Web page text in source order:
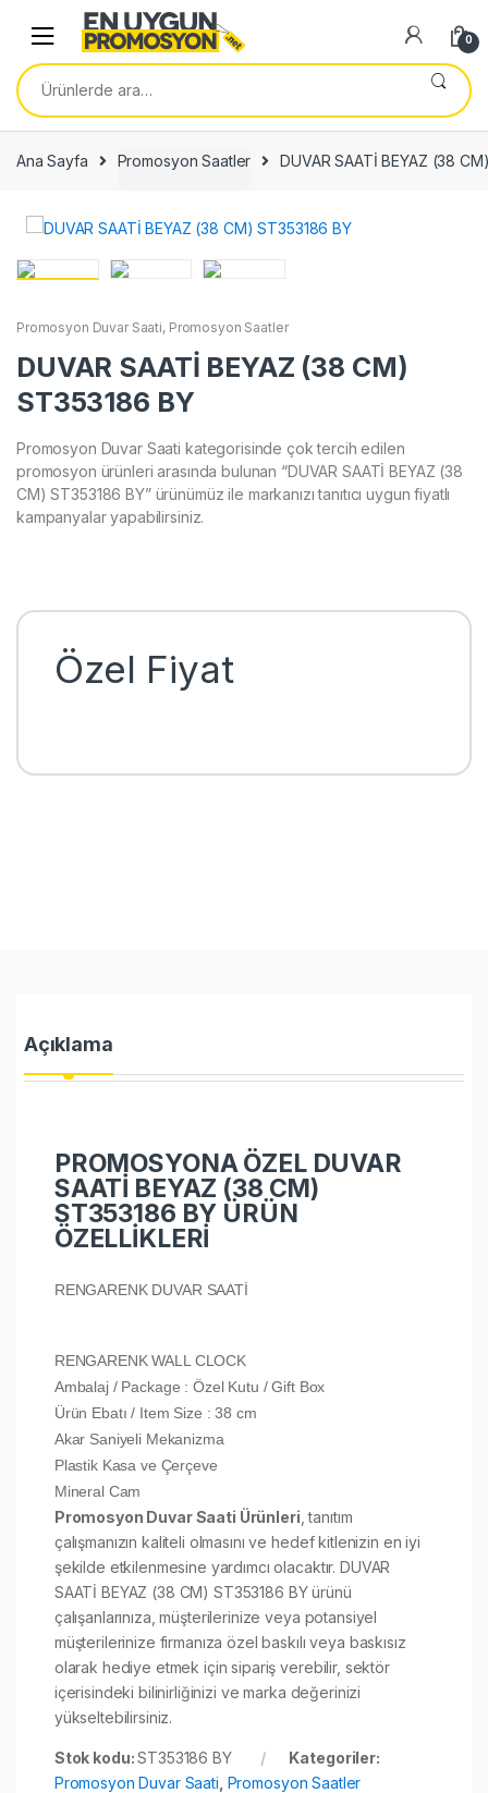
navigation
content
0
Ara:
Ana Sayfa Promosyon Saatler DUVAR SAATİ BEYAZ (38
Promosyon Duvar Saati, Promosyon Saatler
DUVAR SAATİ BEYAZ (38 CM)
ST353186 BY
Promosyon Duvar Saati kategorisinde çok tercih edilen
promosyon ürünleri arasında bulunan “DUVAR SAATİ BEYAZ (38
CM) ST353186 BY” ürünümüz ile markanızı tanıtıcı uygun fiyatlı
kampanyalar yapabilirsiniz.
Özel Fiyat
Açıklama
PROMOSYONA ÖZEL DUVAR
SAATİ BEYAZ (38 CM)
ST353186 BY ÜRÜN
ÖZELLİKLERİ
RENGARENK DUVAR SAATİ
RENGARENK WALL CLOCK
Ambalaj / Package : Özel Kutu / Gift Box
Ürün Ebatı / Item Size : 38 cm
Akar Saniyeli Mekanizma
Plastik Kasa ve Çerçeve
Mineral Cam
Promosyon Duvar Saati Ürünleri , tanıtım
çalışmanızın kaliteli olmasını ve hedef kitlenizin en iyi
şekilde etkilenmesine yardımcı olacaktır. DUVAR
SAATİ BEYAZ (38 CM) ST353186 BY ürünü
çalışanlarınıza, müşterilerinize veya potansiyel
müşterilerinize firmanıza özel baskılı veya baskısız
olarak hediye etmek için sipariş verebilir, sektör
içerisindeki bilinirliğinizi ve marka değerinizi
yükseltebilirsiniz.
Stok kodu:ST353186 BY
Kategoriler:
Promosyon Duvar Saati Promosyon Saatler